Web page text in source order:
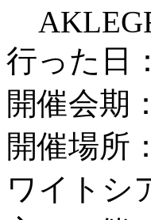
行った日
開催会期
開催場所
ワイトシ